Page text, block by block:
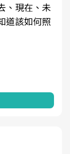
、現在、未
道該如何照